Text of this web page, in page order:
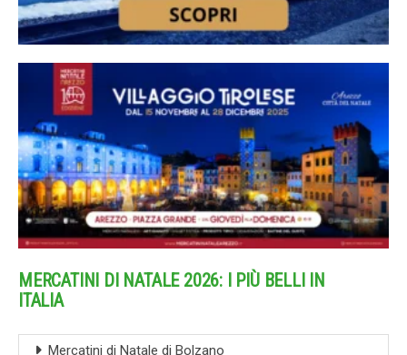
MERCATINI DI NATALE 2026: I PIÙ BELLI IN
ITALIA
Mercatini di Natale di Bolzano